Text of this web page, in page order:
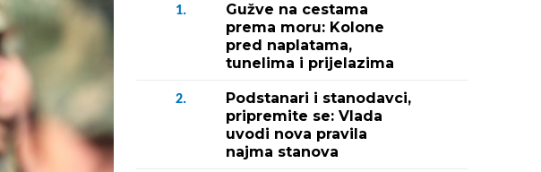
1.
Gužve na cestama
prema moru: Kolone
pred naplatama,
tunelima i prijelazima
2.
Podstanari i stanodavci,
pripremite se: Vlada
uvodi nova pravila
najma stanova